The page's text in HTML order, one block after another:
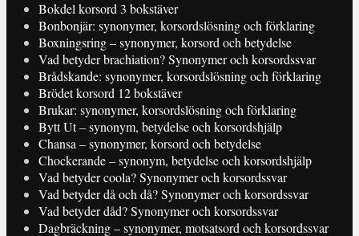
Bokdel korsord 3 bokstäver
Bonbonjär: synonymer, korsordslösning och förklaring
Boxningsring – synonymer, korsord och betydelse
Vad betyder brachiation? Synonymer och korsordssvar
Brådskande: synonymer, korsordslösning och förklaring
Brödet korsord 12 bokstäver
Brukar: synonymer, korsordslösning och förklaring
Bytt Ut – synonym, betydelse och korsordshjälp
Chansa – synonymer, korsord och betydelse
Chockerande – synonym, betydelse och korsordshjälp
Vad betyder coola? Synonymer och korsordssvar
Vad betyder då och då? Synonymer och korsordssvar
Vad betyder dåd? Synonymer och korsordssvar
Dagbräckning – synonymer, motsatsord och korsordssvar